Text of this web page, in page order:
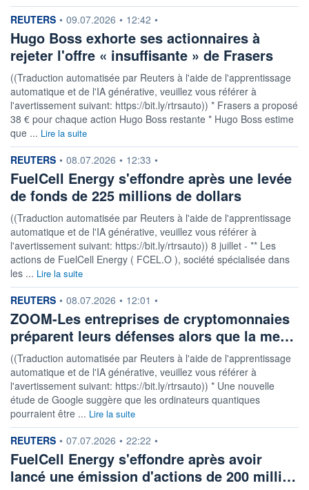
information fournie par
REUTERS • 09.07.2026 • 12:42 •
Hugo Boss exhorte ses actionnaires à
rejeter l'offre « insuffisante » de Frasers
((Traduction automatisée par Reuters à l'aide de l'apprentissage
automatique et de l'IA générative, veuillez vous référer à
l'avertissement suivant: https://bit.ly/rtrsauto)) * Frasers a proposé
38 € pour chaque action Hugo Boss restante * Hugo Boss estime
que ... Lire la suite
information fournie par
REUTERS • 08.07.2026 • 12:33 •
FuelCell Energy s'effondre après une levée
de fonds de 225 millions de dollars
((Traduction automatisée par Reuters à l'aide de l'apprentissage
automatique et de l'IA générative, veuillez vous référer à
l'avertissement suivant: https://bit.ly/rtrsauto)) 8 juillet - ** Les
actions de FuelCell Energy ( FCEL.O ), société spécialisée dans
les ... Lire la suite
information fournie par
REUTERS • 08.07.2026 • 12:01 •
ZOOM-Les entreprises de cryptomonnaies
préparent leurs défenses alors que la me…
((Traduction automatisée par Reuters à l'aide de l'apprentissage
automatique et de l'IA générative, veuillez vous référer à
l'avertissement suivant: https://bit.ly/rtrsauto)) * Une nouvelle
étude de Google suggère que les ordinateurs quantiques
pourraient être ... Lire la suite
information fournie par
REUTERS • 07.07.2026 • 22:22 •
FuelCell Energy s'effondre après avoir
lancé une émission d'actions de 200 milli…